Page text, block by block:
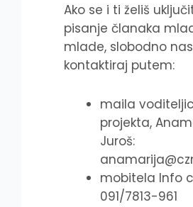
Ako se i ti želiš
pisanje članaka
mlade, slobodno nas
kontaktiraj putem:
maila
projekta,
Juroš:
mobitela Info
091/7813-961